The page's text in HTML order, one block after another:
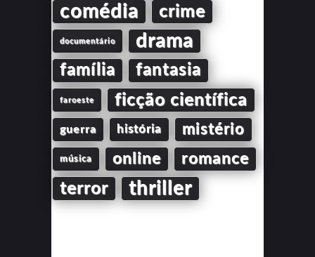
comédia crime
documentário drama
família fantasia
faroeste ficção científica
guerra história mistério
música online romance
terror thriller